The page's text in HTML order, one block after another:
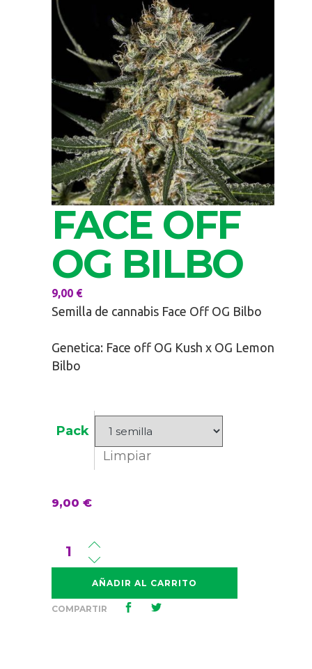
FACE OFF
OG BILBO
9,00 €
Semilla de cannabis Face Off OG Bilbo
Genetica: Face off OG Kush x OG Lemon
Bilbo
Pack
Limpiar
9,00 €
Cantidad
OG
Bilbo
AÑADIR AL CARRITO
COMPARTIR